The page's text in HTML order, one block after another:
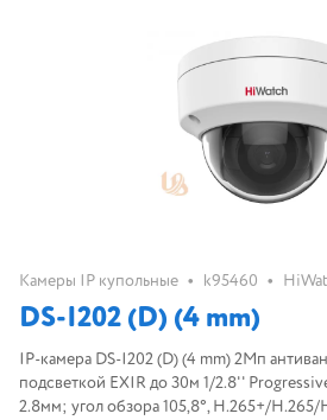
Камеры IP купольные • k95460 •
DS-I202 (D) (4 mm)
IP-камера DS-I202 (D) (4 mm) 2Мп
подсветкой EXIR до 30м 1/2.8''
2.8мм; угол обзора 105,8°, H.265+/